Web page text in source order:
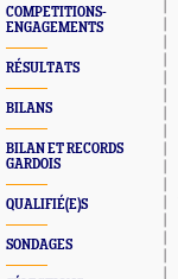
COMPETITIONS-
ENGAGEMENTS
RÉSULTATS
BILANS
BILAN ET RECORDS
GARDOIS
QUALIFIÉ(E)S
SONDAGES